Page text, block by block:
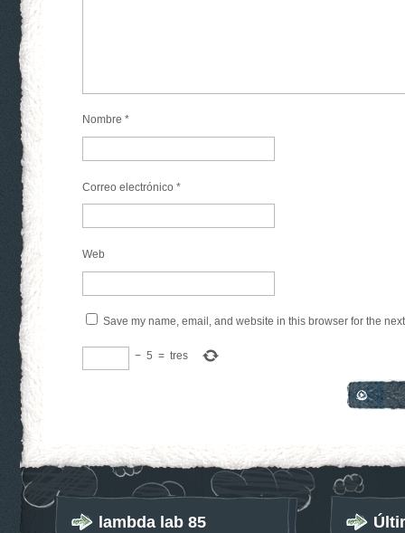
Nombre *
Correo electrónico *
Web
Save my name, email, and website in this browser for the
− 5 = tres
lambda lab 85